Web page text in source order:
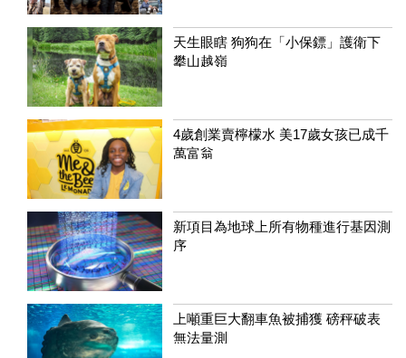
天生眼瞎 狗狗在「小保鏢」護衛下
攀山越嶺
4歲創業賣檸檬水 美17歲女孩已成千
萬富翁
新項目為地球上所有物種進行基因測
序
上噸重巨大翻車魚被捕獲 磅秤破表
無法量測